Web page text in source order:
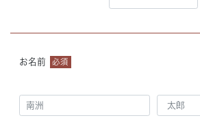
お名前 必須